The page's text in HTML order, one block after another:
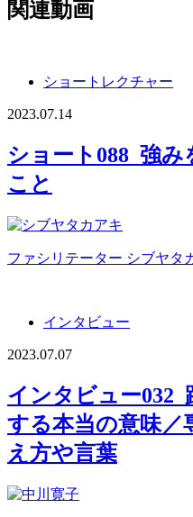
関連動画
ショートレクチャー
2023.07.14
ショート088_強
こと
ファシリテーター シブヤタ
インタビュー
2023.07.07
インタビュー
する本当の意味／
え方や言葉